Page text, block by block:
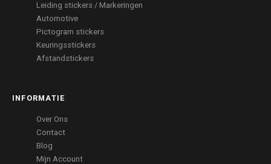
Leiding stickers / Markeringen
Automotive
Pictogram stickers
Keuringsstickers
Afstandstickers
INFORMATIE
Over Ons
Contact
Blog
Mijn Account